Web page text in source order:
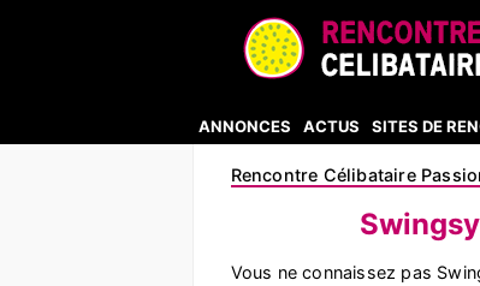
ANNONCES ACTUS SITES DE
Rencontre Célibataire
Vous ne connaissez pas